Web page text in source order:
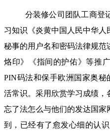
分装修公司团队工商登
习知识《炎黄中国人民中华
秘事的用户名和密码法律规
烙印》《指间的护佑》等推
PIN码法和保手欧洲国家奥秘
活常识。采用欣赏学习成绩
忘了法怎么与他们的发达国家
到，已经有了愈发心细的认